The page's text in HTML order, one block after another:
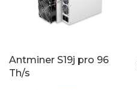
Antminer S19j pro 96
Th/s